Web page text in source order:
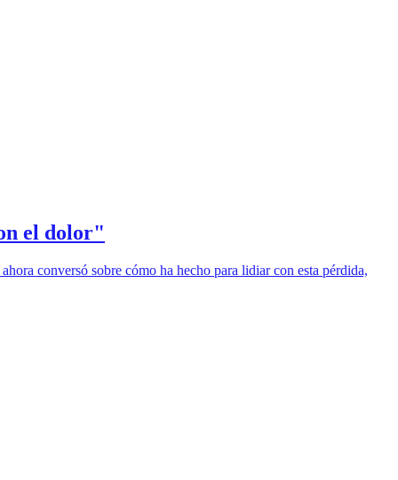
el dolor"
conversó sobre cómo ha hecho para lidiar con esta pérdida,